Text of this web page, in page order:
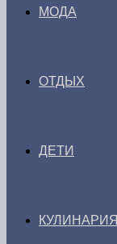
МОДА
ОТДЫХ
ДЕТИ
КУЛИНАРИЯ